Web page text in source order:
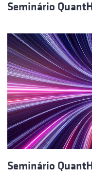
Seminário
Seminário